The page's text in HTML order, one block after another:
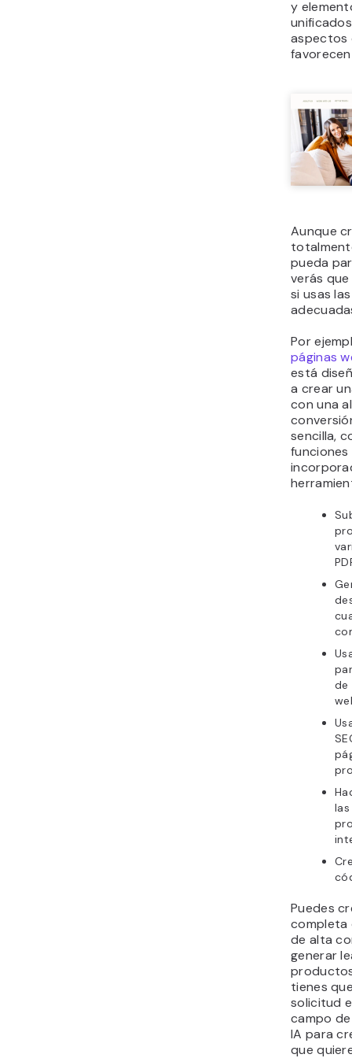
y
aspectos
Aunque
pueda
verás
si usas
Por
páginas
está
a crear
con una
sencilla,
funciones
de
Puedes
completa
de alta
generar
tienes
solicitud
campo
IA para
que